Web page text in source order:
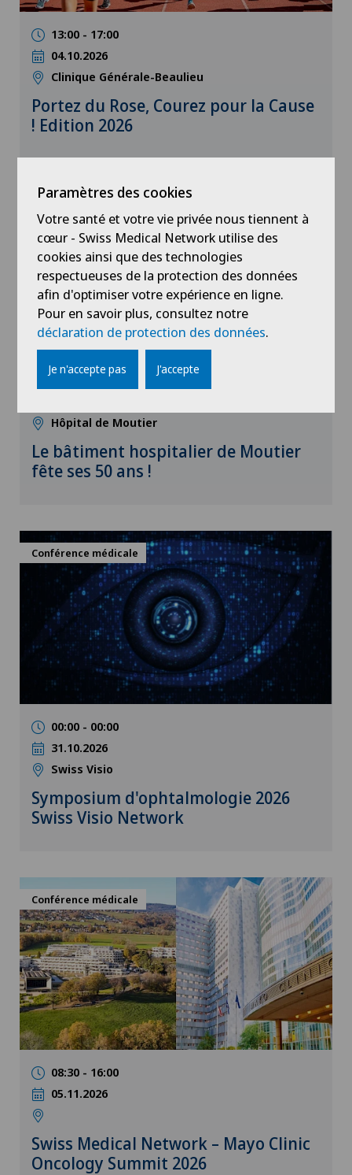
13:00 - 17:00
04.10.2026
Clinique Générale-Beaulieu
Portez du Rose, Courez pour la Cause
! Edition 2026
13:00 - 17:00
Hôpital de Moutier
Le bâtiment hospitalier de Moutier
fête ses 50 ans !
Conférence médicale
00:00 - 00:00
31.10.2026
Swiss Visio
Symposium d'ophtalmologie 2026
Swiss Visio Network
Conférence médicale
08:30 - 16:00
05.11.2026
Swiss Medical Network – Mayo Clinic
Oncology Summit 2026
Paramètres des cookies
Votre santé et votre vie privée nous tiennent à
cœur - Swiss Medical Network utilise des
cookies ainsi que des technologies
respectueuses de la protection des données
afin d'optimiser votre expérience en ligne.
Pour en savoir plus, consultez notre
déclaration de protection des données.
Je n'accepte pas J'accepte